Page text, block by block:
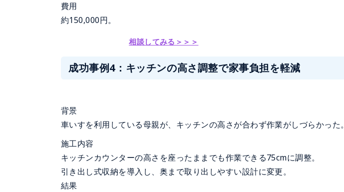
費用
約150,000円。
相談してみる＞＞＞
成功事例4：キッチンの高さ調整で家事負担を軽減
背景
車いすを利用している母親が、キッチンの高さが合わず作業がしづらかった。
施工内容
キッチンカウンターの高さを座ったままでも作業できる75cmに調整。
引き出し式収納を導入し、奥まで取り出しやすい設計に変更。
結果